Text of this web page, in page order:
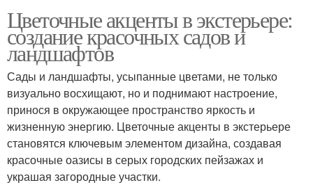
Цветочные акценты в экстерьере:
создание красочных садов и
ландшафтов
Сады и ландшафты, усыпанные цветами, не только
визуально восхищают, но и поднимают настроение,
принося в окружающее пространство яркость и
жизненную энергию. Цветочные акценты в экстерьере
становятся ключевым элементом дизайна, создавая
красочные оазисы в серых городских пейзажах и
украшая загородные участки.